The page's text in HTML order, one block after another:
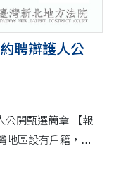
聘辯護人公
甄選簡章 【報
地區設有戶籍，且
業取得證書，領